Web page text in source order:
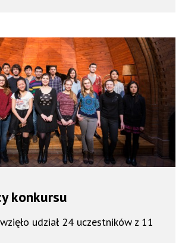
konkursu
udział 24 uczestników z 11